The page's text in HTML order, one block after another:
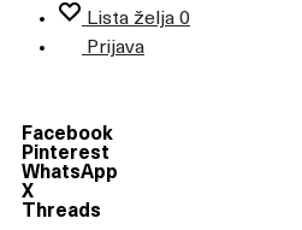
Lista želja 0
Prijava
Facebook
Pinterest
WhatsApp
X
Threads